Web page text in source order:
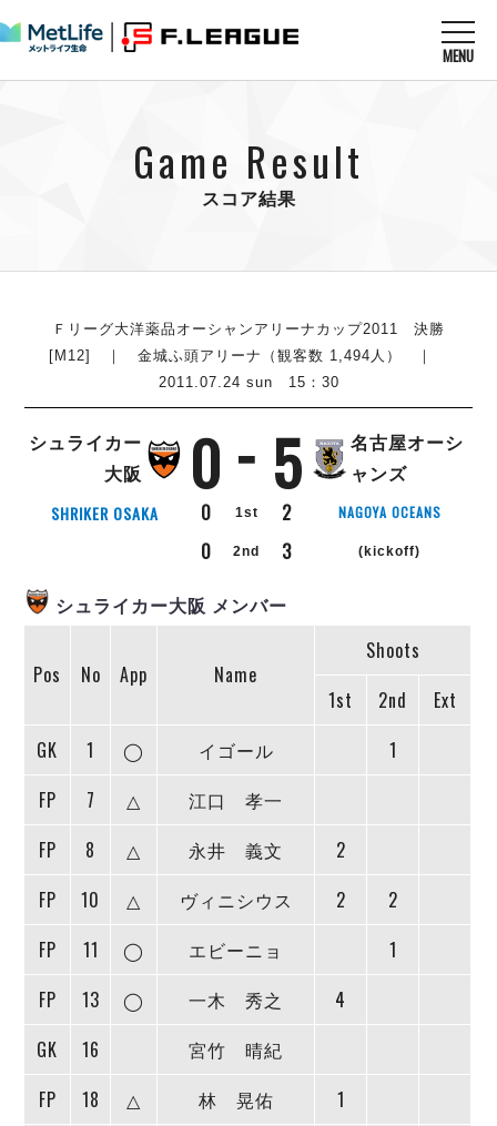
MENU
すべてのニュース
U-23選抜
チケット
メディア情報
試合を観る MATCHES
順位表
戦績表
警告・退場・出場停止選手
個人ランキング｜シュート
個人ランキング｜シュート成功率
個人ランキング｜第2PK
メットライフ生命Ｆ２リーグ
戦績表
個人ランキング｜ゴール
個人ランキング｜シュート成功率
メットライフ生命Ｆリーグカップ 2026
試合日程・結果
アリーナ情報
チケット情報
エスポラーダ北海道
バルドラール浦安
フウガドールすみだ
しながわシティ
立川アスレティックFC
ペスカドーラ町田
名古屋オーシャンズ
ボルクバレット北九州
メットライフ生命Ｆ２リーグ
マルバ水戸FC
Y．S．C．C．横浜
ヴィンセドール白山
デウソン神戸
ミラクルスマイル新居浜
チケットを買う TICKET
アリーナ情報
ABOUT US
リーグ要項
アリーナ観戦マナー&ルール
Ｆリーグカップ 試合記録
リーグ統計データ
ハットトリック
担当審判員
選手の通算記録（Ｆ１）
エスポラーダ北海道
フウガドールすみだ
Game Result
スコア結果
Ｆリーグ大洋薬品オーシャンアリーナカップ2011 決勝
[M12] ｜ 金城ふ頭アリーナ（観客数 1,494人） ｜
2011.07.24 sun 15：30
シュライカー
大阪
0 5
名古屋オーシ
ャンズ
SHRIKER OSAKA 0 1st 2 NAGOYA OCEANS
0 2nd 3 (kickoff)
シュライカー大阪 メンバー
Pos No App Name
Shoots
1st
2nd
Ext
GK
1 ◯ イゴール
1
FP
7 △
江口 孝一
FP
8 △ 永井 義文
2
FP
10 △ ヴィニシウス 2
2
FP
11 ◯ エビーニョ
1
FP
13 ◯ 一木 秀之
4
GK
16
宮竹 晴紀
FP
18 △ 林 晃佑
1